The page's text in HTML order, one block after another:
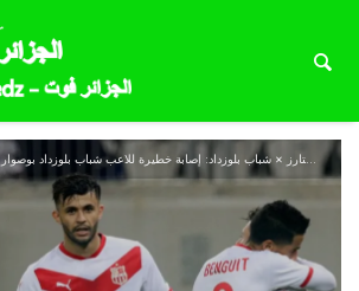
مباشر – سينغيدا بلاك ستارز × شباب بلوزداد: إصابة خطيرة للاعب شباب بلوزداد بوصوار